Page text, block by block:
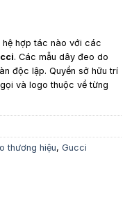
hệ hợp tác nào với các
. Các mẫu dây đeo do
độc lập. Quyền sở hữu trí
và logo thuộc về từng
thương hiệu, Gucci